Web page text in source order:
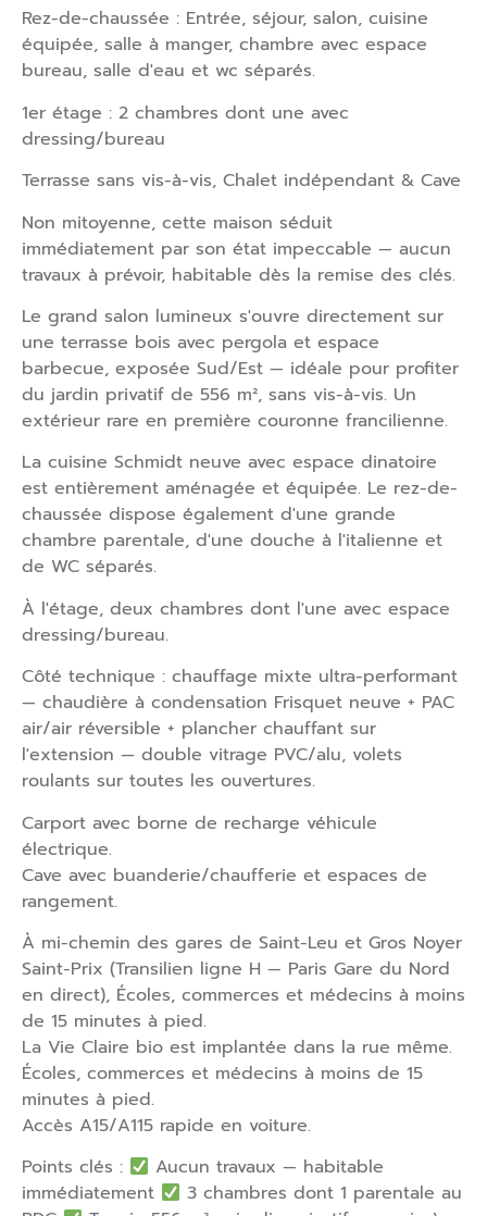
Rez-de-chaussée : Entrée, séjour, salon, cuisine
équipée, salle à manger, chambre avec espace
bureau, salle d'eau et wc séparés.
1er étage : 2 chambres dont une avec
dressing/bureau
Terrasse sans vis-à-vis, Chalet indépendant & Cave
Non mitoyenne, cette maison séduit
immédiatement par son état impeccable — aucun
travaux à prévoir, habitable dès la remise des clés.
Le grand salon lumineux s'ouvre directement sur
une terrasse bois avec pergola et espace
barbecue, exposée Sud/Est — idéale pour profiter
du jardin privatif de 556 m², sans vis-à-vis. Un
extérieur rare en première couronne francilienne.
La cuisine Schmidt neuve avec espace dinatoire
est entièrement aménagée et équipée. Le rez-de-
chaussée dispose également d'une grande
chambre parentale, d'une douche à l'italienne et
de WC séparés.
À l'étage, deux chambres dont l'une avec espace
dressing/bureau.
Côté technique : chauffage mixte ultra-performant
— chaudière à condensation Frisquet neuve + PAC
air/air réversible + plancher chauffant sur
l'extension — double vitrage PVC/alu, volets
roulants sur toutes les ouvertures.
Carport avec borne de recharge véhicule
électrique.
Cave avec buanderie/chaufferie et espaces de
rangement.
À mi-chemin des gares de Saint-Leu et Gros Noyer
Saint-Prix (Transilien ligne H — Paris Gare du Nord
en direct), Écoles, commerces et médecins à moins
de 15 minutes à pied.
La Vie Claire bio est implantée dans la rue même.
Écoles, commerces et médecins à moins de 15
minutes à pied.
Accès A15/A115 rapide en voiture.
Points clés :
Aucun travaux — habitable
immédiatement
3 chambres dont 1 parentale au